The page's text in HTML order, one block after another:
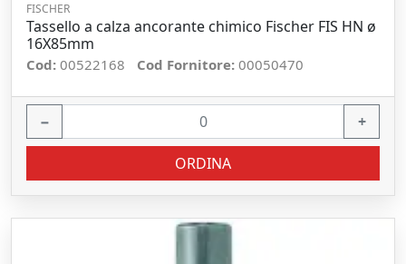
FISCHER
Tassello a calza ancorante chimico Fischer FIS HN ø
16X85mm
Cod: 00522168 Cod Fornitore: 00050470
− +
ORDINA